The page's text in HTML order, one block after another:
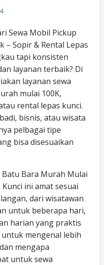
Sewa Mobil Pickup
– Sopir & Rental Lepas
tapi konsisten
layanan terbaik? Di
layanan sewa
mulai 100K,
rental lepas kunci.
bisnis, atau wisata
pelbagai tipe
bisa disesuaikan
Batu Bara Murah Mulai
ini amat sesuai
dari wisatawan
untuk beberapa hari,
harian yang praktis
mengenal lebih
mengapa
untuk sewa